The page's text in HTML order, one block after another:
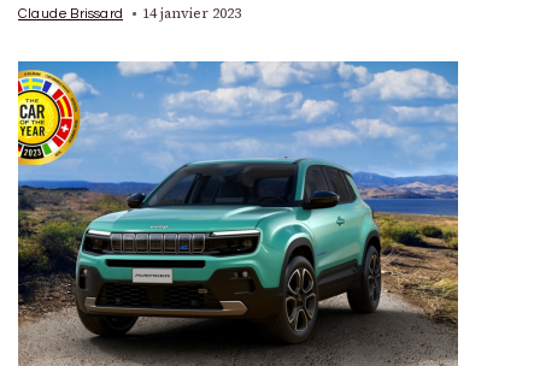
Claude Brissard 14 janvier 2023